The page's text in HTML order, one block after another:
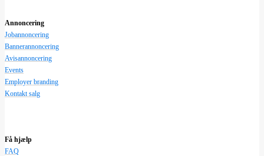
Annoncering
Jobannoncering
Bannerannoncering
Avisannoncering
Events
Employer branding
Kontakt salg
Få hjælp
FAQ